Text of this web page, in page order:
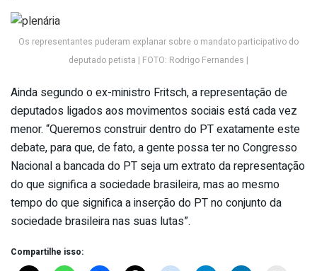
Os representantes puderam explanar sobre o mandato participativo do
deputado petista | FOTO: Rodrigo Fernandes |
Ainda segundo o ex-ministro Fritsch, a representação de
deputados ligados aos movimentos sociais está cada vez
menor. “Queremos construir dentro do PT exatamente este
debate, para que, de fato, a gente possa ter no Congresso
Nacional a bancada do PT seja um extrato da representação
do que significa a sociedade brasileira, mas ao mesmo
tempo do que significa a inserção do PT no conjunto da
sociedade brasileira nas suas lutas”.
Compartilhe isso: